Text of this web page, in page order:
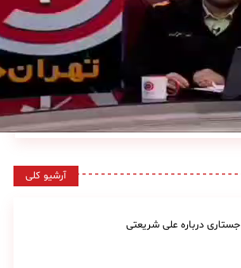
آرشیو کلی
جستاری درباره علی شریعتی